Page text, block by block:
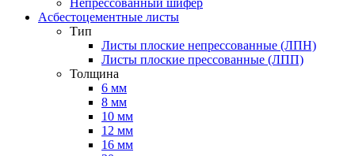
Непрессованный шифер
Асбестоцементные листы
Тип
Листы плоские непрессованные (ЛПН)
Листы плоские прессованные (ЛПП)
Толщина
6 мм
8 мм
10 мм
12 мм
16 мм